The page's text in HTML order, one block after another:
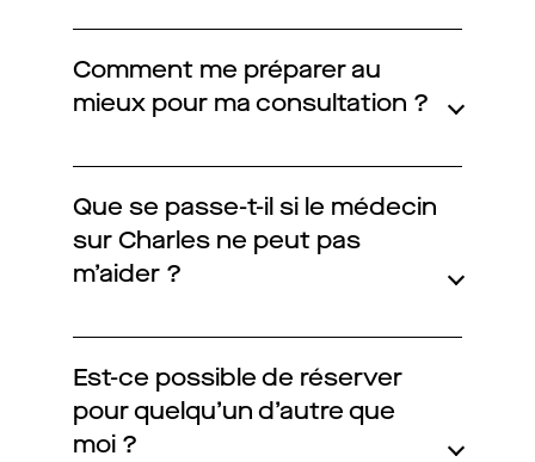
FAQ complète
01 86 65 17 33
Comment me préparer au
mieux pour ma consultation ?
Que se passe-t-il si le médecin
sur Charles ne peut pas
m’aider ?
Est-ce possible de réserver
pour quelqu’un d’autre que
moi ?